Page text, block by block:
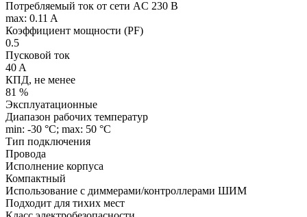
Потребляемый ток от сети AC 230 В
max: 0.11 A
Коэффициент мощности (PF)
0.5
Пусковой ток
40 A
КПД, не менее
81 %
Эксплуатационные
Диапазон рабочих температур
min: -30 °C; max: 50 °C
Тип подключения
Провода
Исполнение корпуса
Компактный
Использование с диммерами/контроллерами ШИМ
Подходит для тихих мест